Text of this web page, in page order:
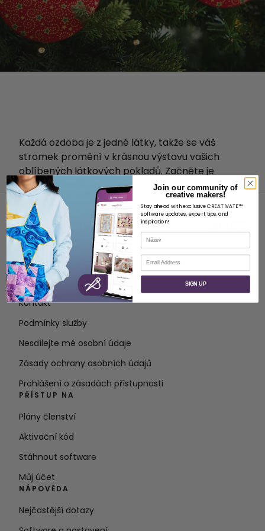
Každá ozdoba je z jedné látky, takže se váš
stromek promění v krásnou výstavu vašich
oblíbených látkových pokladů. Začněte je
vyrábět hned teď!
O STRÁNKÁCH
O společnosti SVP Worldwide
Kontakt
Podmínky služby
Nesdílejte mé osobní údaje
Zásady ochrany osobních údajů
Prohlášení o zásadách přístupnosti
PŘÍSTUP NA
Plány členství
Aktivační kód
Stáhnout software
Můj účet
NÁPOVĚDA
Nejčastější dotazy
Join our community of
creative makers!
Stay ahead with exclusive CREATIVATE™
software updates, expert tips, and
inspiration!
Název
E-mail
SIGN UP